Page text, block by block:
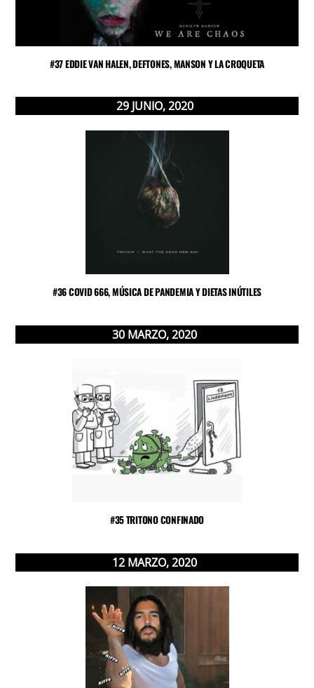
#37 EDDIE VAN HALEN, DEFTONES, MANSON Y LA CROQUETA
29 JUNIO,2020
#36 COVID 666, MÚSICA DE PANDEMIA Y DIETAS INÚTILES
30 MARZO,2020
#35 TRITONO CONFINADO
12 MARZO,2020